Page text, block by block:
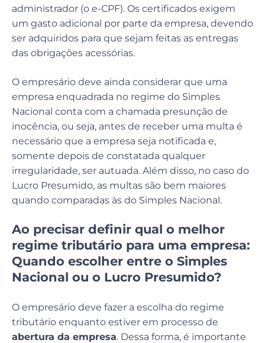
administrador (o e-CPF). Os certificados exigem
um gasto adicional por parte da empresa, devendo
ser adquiridos para que sejam feitas as entregas
das obrigações acessórias.
O empresário deve ainda considerar que uma
empresa enquadrada no regime do Simples
Nacional conta com a chamada presunção de
inocência, ou seja, antes de receber uma multa é
necessário que a empresa seja notificada e,
somente depois de constatada qualquer
irregularidade, ser autuada. Além disso, no caso do
Lucro Presumido, as multas são bem maiores
quando comparadas às do Simples Nacional.
Ao precisar definir qual o melhor
regime tributário para uma empresa:
Quando escolher entre o Simples
Nacional ou o Lucro Presumido?
O empresário deve fazer a escolha do regime
tributário enquanto estiver em processo de
abertura da empresa. Dessa forma, é importante